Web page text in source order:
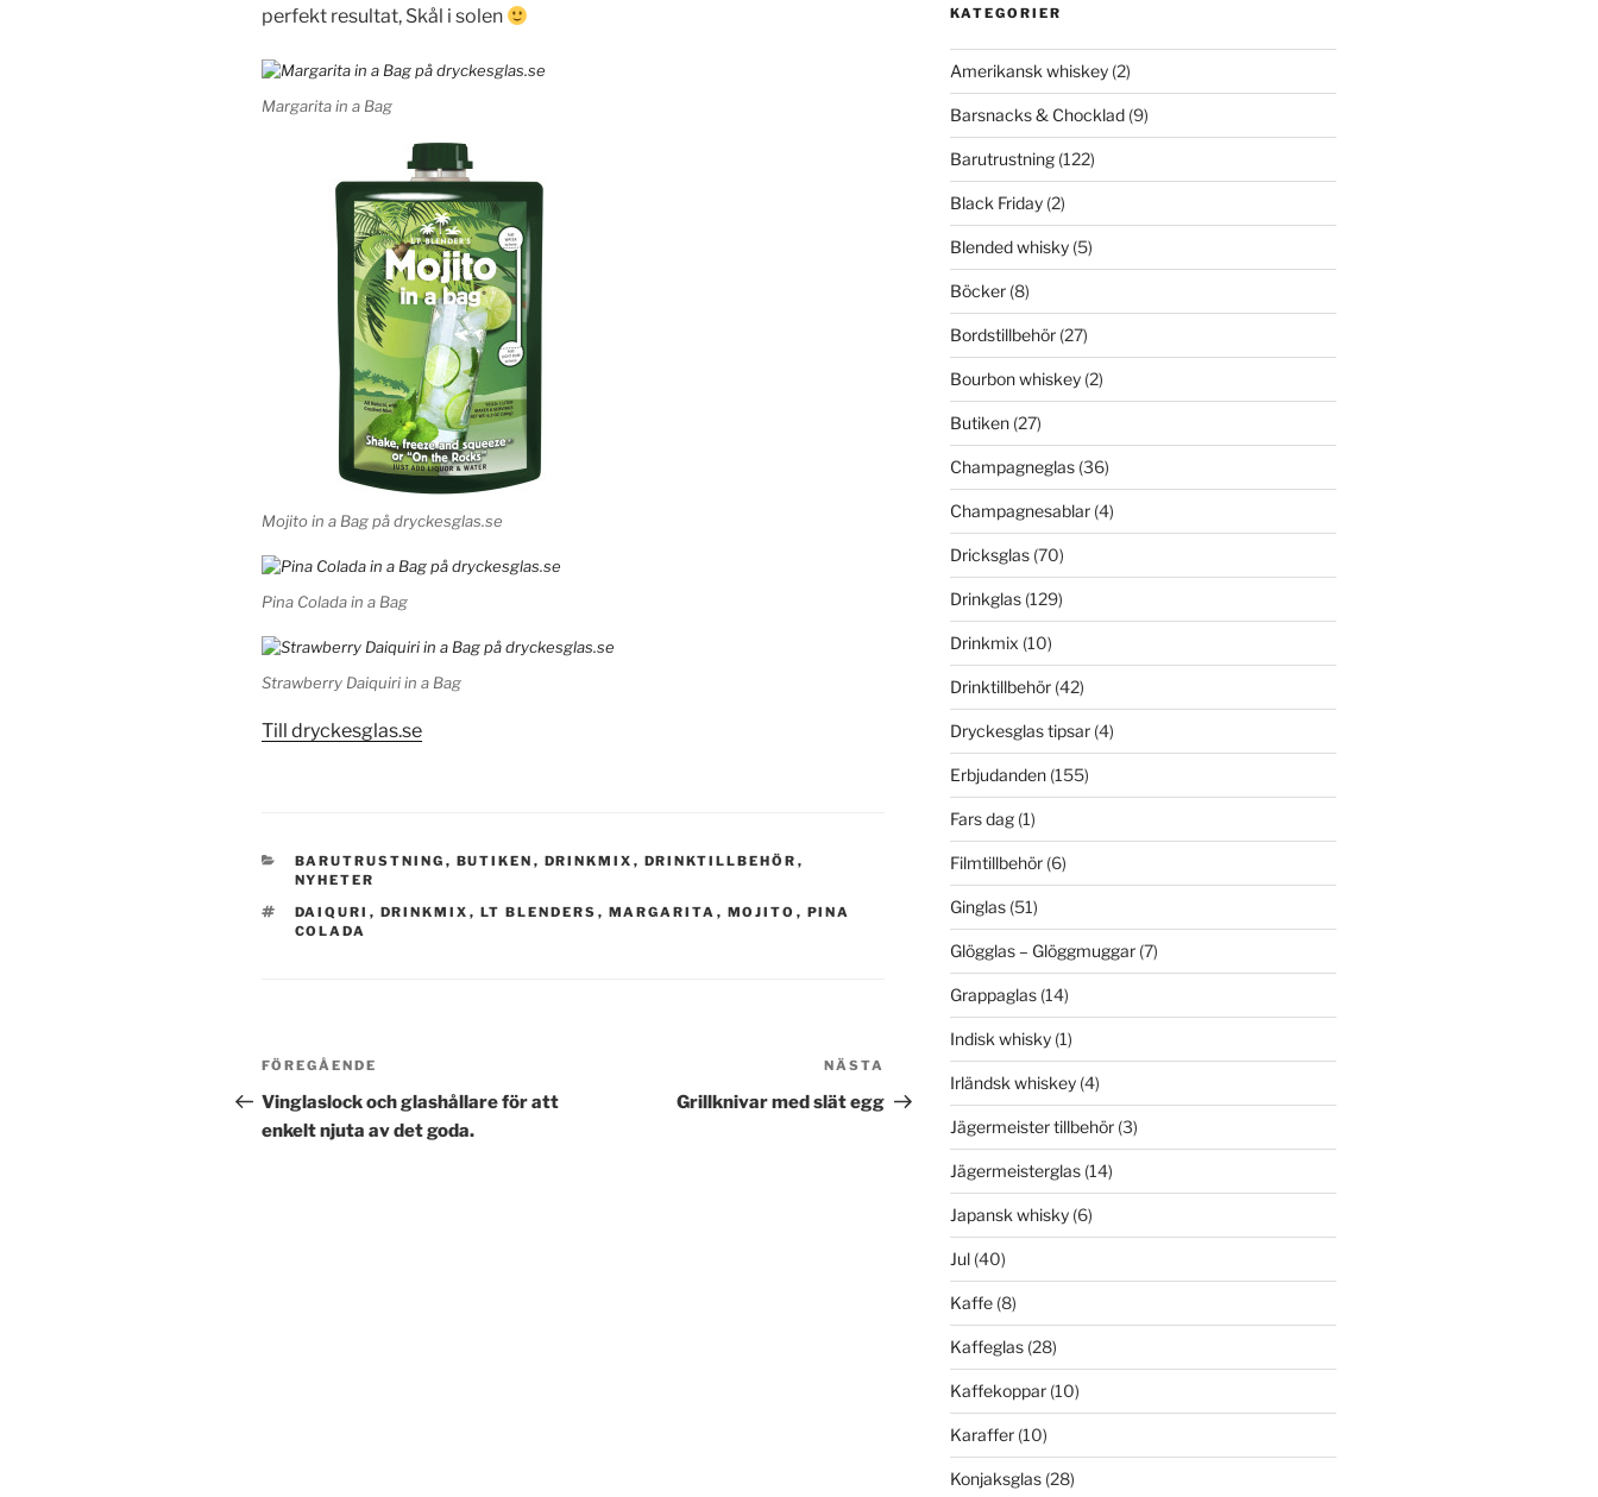
perfekt resultat, Skål i solen
Margarita in a Bag
Mojito in a Bag på dryckesglas.se
Pina Colada in a Bag
Strawberry Daiquiri in a Bag
Till dryckesglas.se
KATEGORIER
BARUTRUSTNING , BUTIKEN , DRINKMIX , DRINKTILLBEHÖR ,
NYHETER
TAGGAR
DAIQURI , DRINKMIX , LT BLENDERS , MARGARITA , MOJITO , PINA
COLADA
Inläggsnavigering
Föregående
inlägg
FÖREGÅENDE
Vinglaslock och glashållare för att
enkelt njuta av det goda.
inlägg
NÄSTA
Grillknivar med slät egg
KATEGORIER
Amerikansk whiskey(2)
Barsnacks & Chocklad(9)
Barutrustning(122)
Black Friday(2)
Blended whisky(5)
Böcker(8)
Bordstillbehör(27)
Bourbon whiskey(2)
Butiken(27)
Champagneglas(36)
Champagnesablar(4)
Dricksglas(70)
Drinkglas(129)
Drinkmix (10)
Drinktillbehör(42)
Dryckesglas tipsar(4)
Erbjudanden(155)
Fars dag(1)
Filmtillbehör(6)
Ginglas(51)
Glögglas – Glöggmuggar(7)
Grappaglas(14)
Indisk whisky(1)
Irländsk whiskey(4)
Jägermeister tillbehör(3)
Jägermeisterglas(14)
Japansk whisky(6)
Jul(40)
Kaffe(8)
Kaffeglas(28)
Kaffekoppar(10)
Karaffer(10)
Konjaksglas(28)